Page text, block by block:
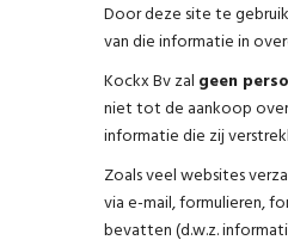
Door deze site te
van die informatie in
Kockx Bv zal geen
niet tot de aankoop
informatie die zij
Zoals veel websites
via e-mail, formulieren,
bevatten (d.w.z.